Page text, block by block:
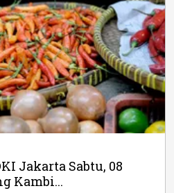
Jakarta Sabtu, 08
Kambi...